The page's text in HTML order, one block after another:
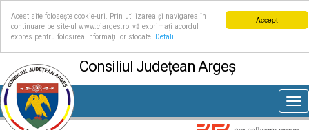
Accept
Acest site folosește cookie-uri. Prin utilizarea și navigarea în
continuare pe site-ul www.cjarges.ro, vă exprimați acordul
expres pentru folosirea informațiilor stocate.
Detalii
Consiliul Județean Argeș